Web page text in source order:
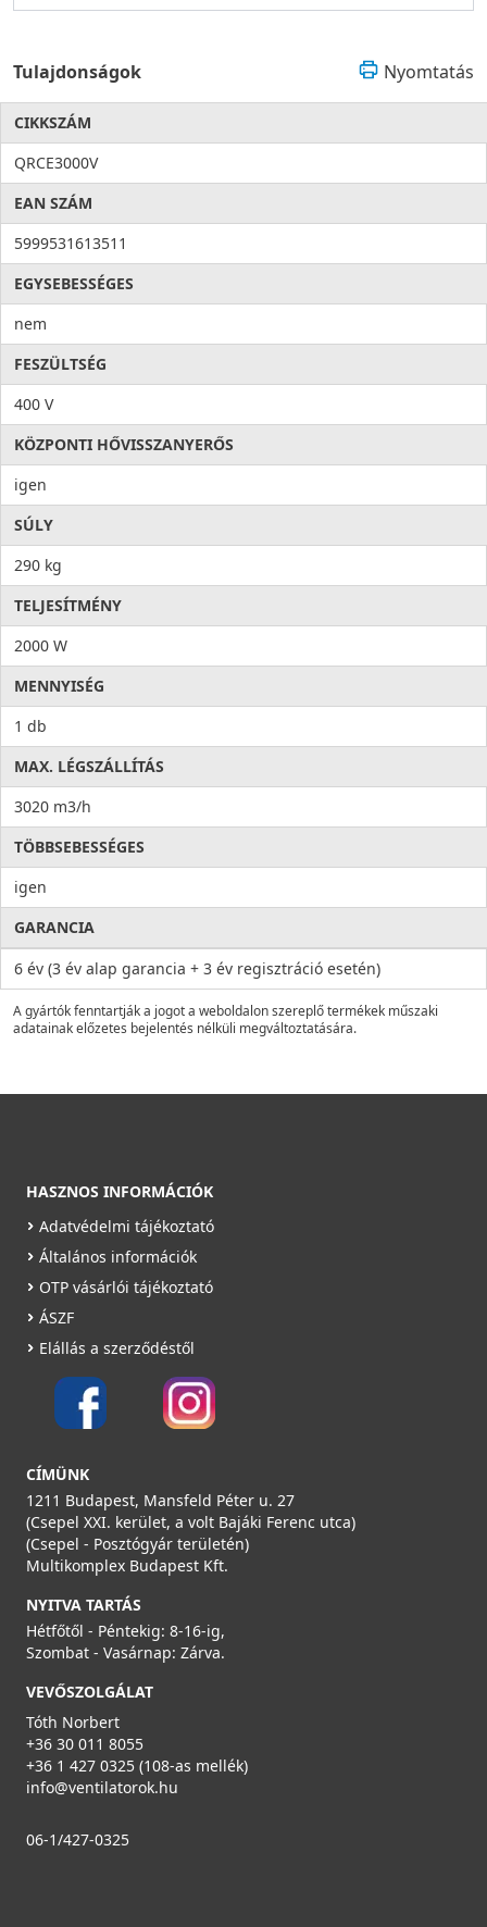
Tulajdonságok Nyomtatás
CIKKSZÁM
QRCE3000V
EAN SZÁM
5999531613511
EGYSEBESSÉGES
nem
FESZÜLTSÉG
400 V
KÖZPONTI HŐVISSZANYERŐS
igen
SÚLY
290 kg
TELJESÍTMÉNY
2000 W
MENNYISÉG
1 db
MAX. LÉGSZÁLLÍTÁS
3020 m3/h
TÖBBSEBESSÉGES
igen
GARANCIA
6 év (3 év alap garancia + 3 év regisztráció esetén)
A gyártók fenntartják a jogot a weboldalon szereplő termékek műszaki
adatainak előzetes bejelentés nélküli megváltoztatására.
HASZNOS INFORMÁCIÓK
Adatvédelmi tájékoztató
Általános információk
OTP vásárlói tájékoztató
ÁSZF
Elállás a szerződéstől
CÍMÜNK
1211 Budapest, Mansfeld Péter u. 27
(Csepel XXI. kerület, a volt Bajáki Ferenc utca)
(Csepel - Posztógyár területén)
Multikomplex Budapest Kft.
NYITVA TARTÁS
Hétfőtől - Péntekig: 8-16-ig,
Szombat - Vasárnap: Zárva.
VEVŐSZOLGÁLAT
Tóth Norbert
+36 30 011 8055
+36 1 427 0325 (108-as mellék)
info@ventilatorok.hu
06-1/427-0325